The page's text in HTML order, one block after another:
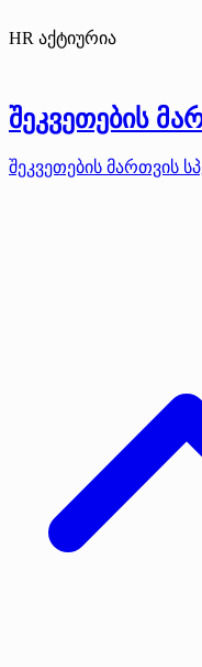
HR აქტიურია
შეკვეთების
შეკვეთების მართვის